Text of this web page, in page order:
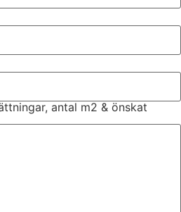
antal m2 & önskat